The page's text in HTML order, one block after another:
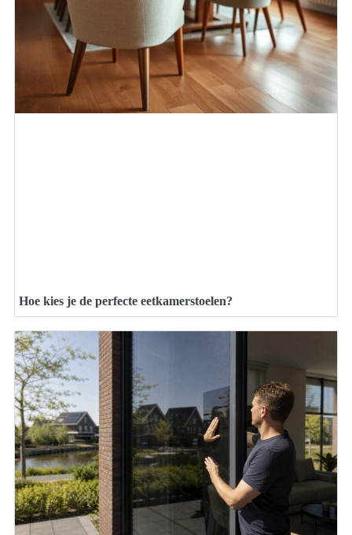
Hoe kies je de perfecte eetkamerstoelen?